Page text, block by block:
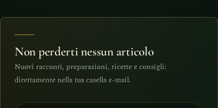
Non perderti nessun articolo
Nuovi racconti, preparazioni, ricette e consigli:
direttamente nella tua casella e-mail.